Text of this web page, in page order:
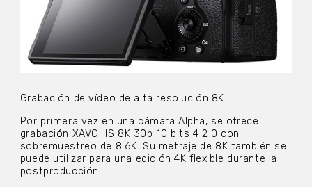
Grabación de vídeo de alta resolución 8K
Por primera vez en una cámara Alpha, se ofrece
grabación XAVC HS 8K 30p 10 bits 4 2 0 con
sobremuestreo de 8.6K. Su metraje de 8K también se
puede utilizar para una edición 4K flexible durante la
postproducción.